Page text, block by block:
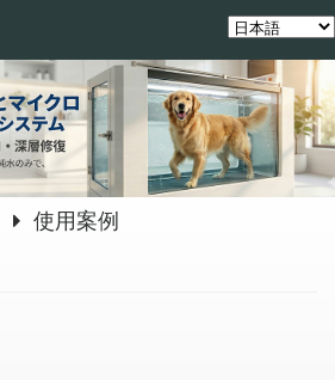
使用案例